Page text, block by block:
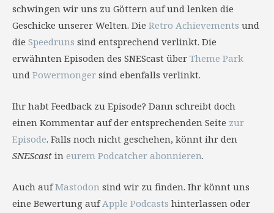
schwingen wir uns zu Göttern auf und lenken die
Geschicke unserer Welten. Die Retro Achievements und
die Speedruns sind entsprechend verlinkt. Die
erwähnten Episoden des SNEScast über Theme Park
und Powermonger sind ebenfalls verlinkt.
Ihr habt Feedback zu Episode? Dann schreibt doch
einen Kommentar auf der entsprechenden Seite zur
Episode. Falls noch nicht geschehen, könnt ihr den
SNEScast in eurem Podcatcher abonnieren.
Auch aufMastodon sind wir zu finden. Ihr könnt uns
eine Bewertung aufApple Podcasts hinterlassen oder